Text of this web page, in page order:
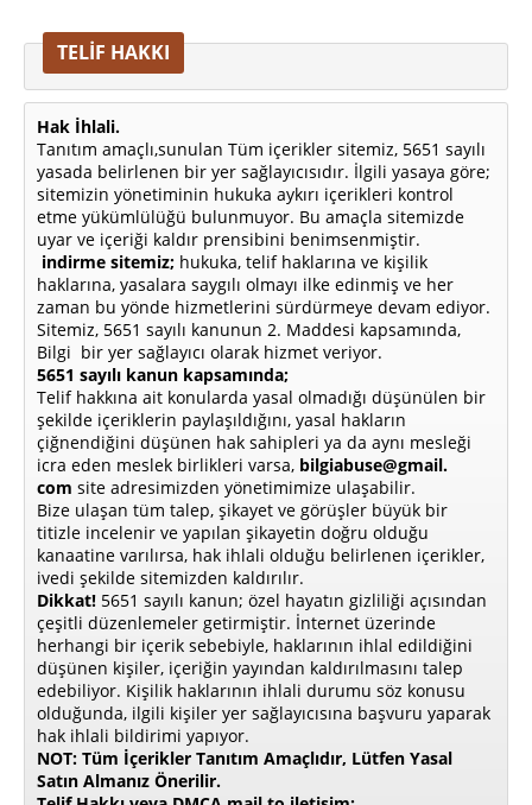
TELİF HAKKI
Hak İhlali.
Tanıtım amaçlı,sunulan Tüm içerikler sitemiz, 5651 sayılı
yasada belirlenen bir yer sağlayıcısıdır. İlgili yasaya göre;
sitemizin yönetiminin hukuka aykırı içerikleri kontrol
etme yükümlülüğü bulunmuyor. Bu amaçla sitemizde
uyar ve içeriği kaldır prensibini benimsenmiştir.
indirme sitemiz; hukuka, telif haklarına ve kişilik
haklarına, yasalara saygılı olmayı ilke edinmiş ve her
zaman bu yönde hizmetlerini sürdürmeye devam ediyor.
Sitemiz, 5651 sayılı kanunun 2. Maddesi kapsamında,
Bilgi bir yer sağlayıcı olarak hizmet veriyor.
5651 sayılı kanun kapsamında;
Telif hakkına ait konularda yasal olmadığı düşünülen bir
şekilde içeriklerin paylaşıldığını, yasal hakların
çiğnendiğini düşünen hak sahipleri ya da aynı mesleği
icra eden meslek birlikleri varsa, bilgiabuse@gmail.
com site adresimizden yönetimimize ulaşabilir.
Bize ulaşan tüm talep, şikayet ve görüşler büyük bir
titizle incelenir ve yapılan şikayetin doğru olduğu
kanaatine varılırsa, hak ihlali olduğu belirlenen içerikler,
ivedi şekilde sitemizden kaldırılır.
Dikkat! 5651 sayılı kanun; özel hayatın gizliliği açısından
çeşitli düzenlemeler getirmiştir. İnternet üzerinde
herhangi bir içerik sebebiyle, haklarının ihlal edildiğini
düşünen kişiler, içeriğin yayından kaldırılmasını talep
edebiliyor. Kişilik haklarının ihlali durumu söz konusu
olduğunda, ilgili kişiler yer sağlayıcısına başvuru yaparak
hak ihlali bildirimi yapıyor.
NOT: Tüm İçerikler Tanıtım Amaçlıdır, Lütfen Yasal
Satın Almanız Önerilir.